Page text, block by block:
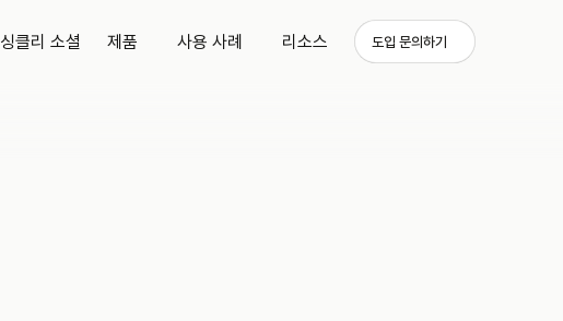
싱클리 소셜 제품 사용 사례 리소스 도입 문의하기